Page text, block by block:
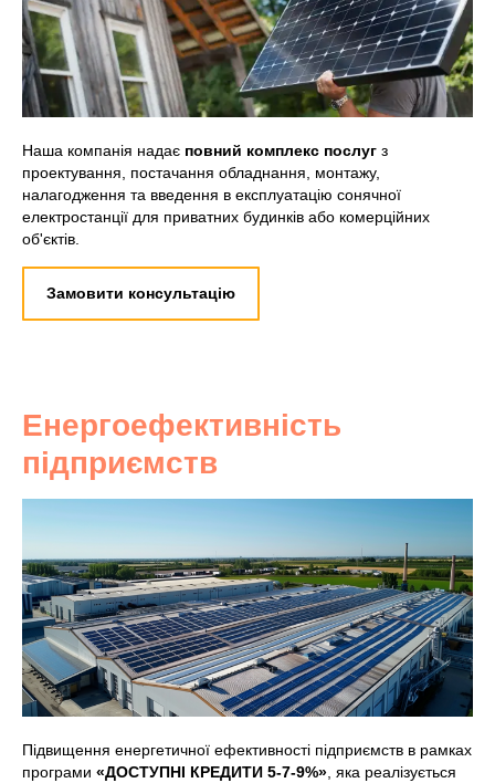
Наша компанія надає повний комплекс послуг з
проектування, постачання обладнання, монтажу,
налагодження та введення в експлуатацію сонячної
електростанції для приватних будинків або комерційних
об'єктів.
Замовити консультацію
Енергоефективність
підприємств
Підвищення енергетичної ефективності підприємств в рамках
програми «ДОСТУПНІ КРЕДИТИ 5-7-9%» , яка реалізується